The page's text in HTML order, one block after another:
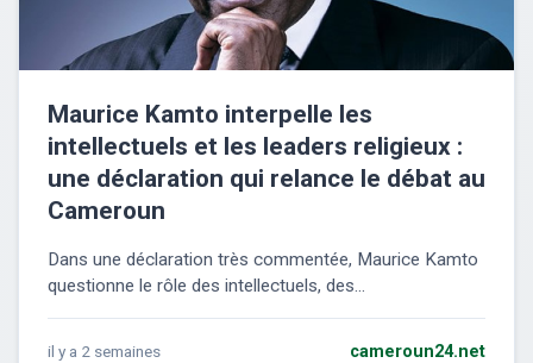
Maurice Kamto interpelle les
intellectuels et les leaders religieux :
une déclaration qui relance le débat au
Cameroun
Dans une déclaration très commentée, Maurice Kamto
questionne le rôle des intellectuels, des...
il y a 2 semaines cameroun24.net